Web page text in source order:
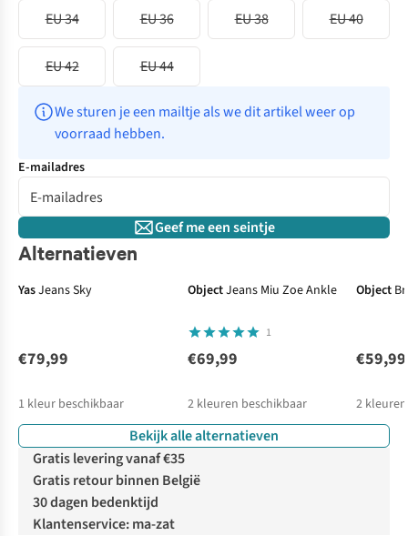
EU 34
EU 36 EU 38 EU 40
EU 42 EU 44
We sturen je een mailtje als we dit artikel weer op
voorraad hebben.
E-mailadres
Geef me een seintje
Alternatieven
YasJeans Sky
€79,99
1 kleur beschikbaar
ObjectJeans Miu Zoe Ankle
1
€69,99
2 kleuren beschikbaar
%
Object
€59,99
2
Bekijk alle alternatieven
Gratis levering vanaf €35
Gratis retour binnen België
30 dagen bedenktijd
Klantenservice: ma-zat